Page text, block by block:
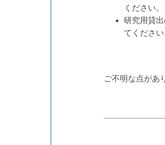
ください。
研究用貸
てください
ご不明な点があ